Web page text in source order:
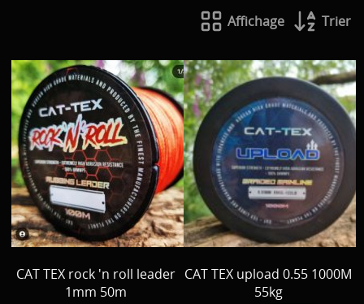
Bateau / Float tube // tout la reste
Par Marque
Decoration
Vêtements
Promo material
cadeau bon
D Occasion
Affichage Trier
CAT TEX rock 'n roll leader
1mm 50m
CAT TEX upload 0.55 1000M
55kg